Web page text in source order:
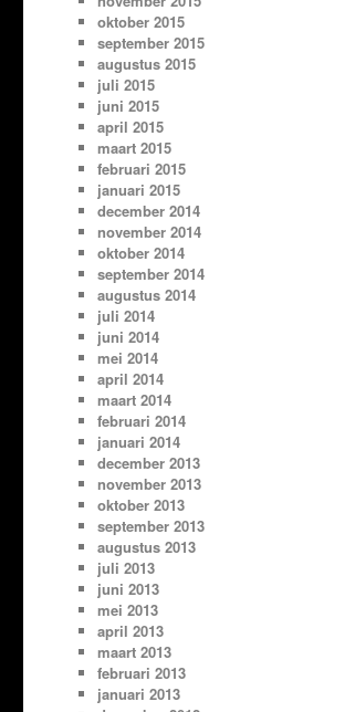
oktober 2015
september 2015
augustus 2015
juli 2015
juni 2015
april 2015
maart 2015
februari 2015
januari 2015
december 2014
november 2014
oktober 2014
september 2014
augustus 2014
juli 2014
juni 2014
mei 2014
april 2014
maart 2014
februari 2014
januari 2014
december 2013
november 2013
oktober 2013
september 2013
augustus 2013
juli 2013
juni 2013
mei 2013
april 2013
maart 2013
februari 2013
januari 2013